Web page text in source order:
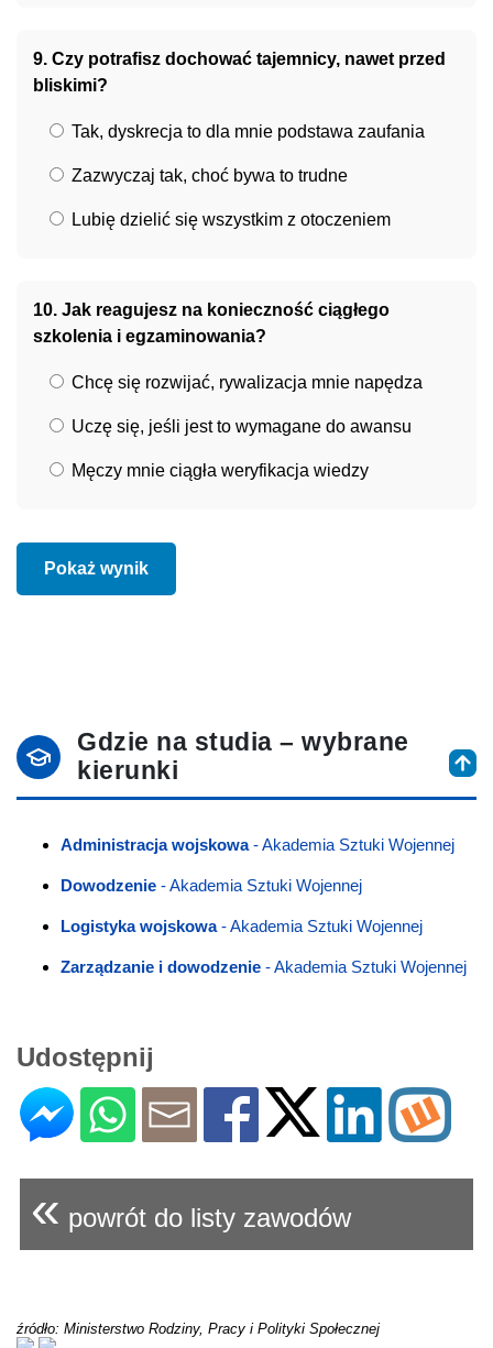
9. Czy potrafisz dochować tajemnicy, nawet przed
bliskimi?
Tak, dyskrecja to dla mnie podstawa zaufania
Zazwyczaj tak, choć bywa to trudne
Lubię dzielić się wszystkim z otoczeniem
10. Jak reagujesz na konieczność ciągłego
szkolenia i egzaminowania?
Chcę się rozwijać, rywalizacja mnie napędza
Uczę się, jeśli jest to wymagane do awansu
Męczy mnie ciągła weryfikacja wiedzy
Pokaż wynik
Gdzie na studia – wybrane
kierunki
Administracja wojskowa- Akademia Sztuki Wojennej
Dowodzenie - Akademia Sztuki Wojennej
Logistyka wojskowa- Akademia Sztuki Wojennej
Zarządzanie i dowodzenie - Akademia Sztuki Wojennej
Udostępnij
« powrót do listy zawodów
źródło: Ministerstwo Rodziny, Pracy i Polityki Społecznej